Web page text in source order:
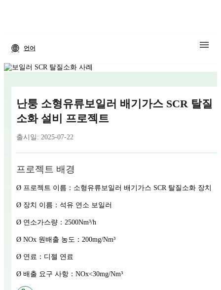
언어
난퉁 소형유류보일러 배기가스 SCR 탈질
소화 설비 프로젝트
출시일: 2025-07-22
프로젝트 배경
Ø 프로젝트 이름：소형유류보일러 배기가스 SCR 탈질소화 장치
Ø 장치 이름：석유 연소 보일러
Ø 연소가스량：2500Nm³/h
Ø NOx 원배출 농도：200mg/Nm³
Ø 연료：디젤 연료
Ø 배출 요구 사항：NOx<30mg/Nm³